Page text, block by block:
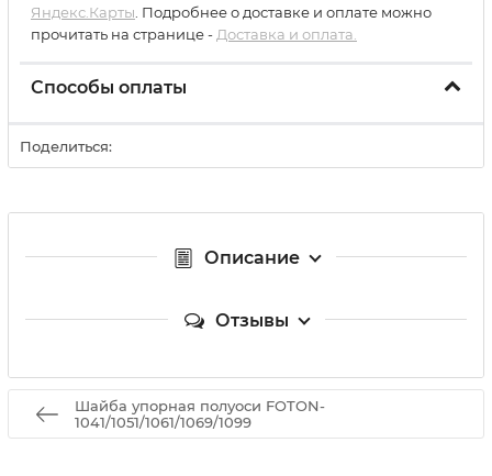
Яндекс.Карты . Подробнее о доставке и оплате можно
прочитать на странице - Доставка и оплата.
Способы оплаты
Поделиться:
Описание
Отзывы
Шайба упорная полуоси FOTON-
1041/1051/1061/1069/1099